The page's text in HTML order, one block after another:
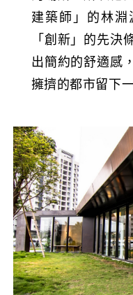
建築師」的林淵
「創新」的先決
出簡約的舒適感
擁擠的都市留下